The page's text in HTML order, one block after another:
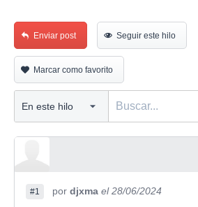
Enviar post Seguir este hilo
Marcar como favorito
#1 por djxma el 28/06/2024